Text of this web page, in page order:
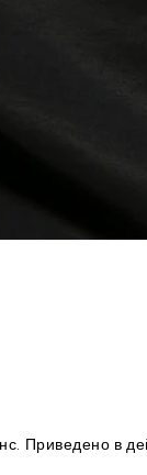
Приведено в